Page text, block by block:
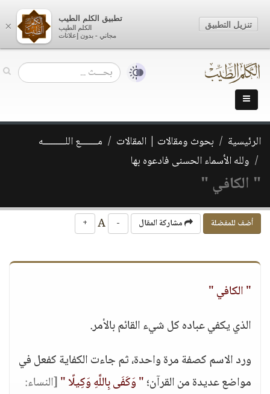
الرئيسية بحوث ومقالات | المقالات
مـــــــع اللـــــــــه
ولله الأسماء الحسنى فادعوه بها
" الكافي "
أضف للمفضلة مشاركة المقال -
+
" الكافي "
الذي يكفي عباده كل شيء القائم بالأمر.
ورد الاسم كصفة مرة واحدة، ثم جاءت الكفاية كفعل في
مواضع عديدة من القرآن؛" وَكَفَى بِاللَّهِ وَكِيلًا "[النساء:
×
تطبيق الكلم الطيب
الكلم الطيب
مجاني - بدون إعلانات
تنزيل التطبيق